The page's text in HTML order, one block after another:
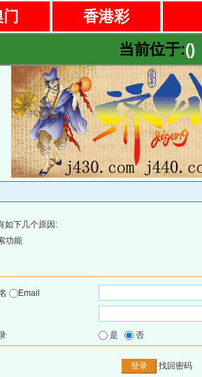
香港彩
当前位于:()
如下几个原因:
功能
Email
是 否
找回密码